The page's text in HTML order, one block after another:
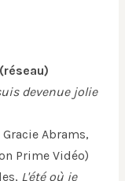
devenue jolie
Abrams,
Prime Vidéo)
L'été où je